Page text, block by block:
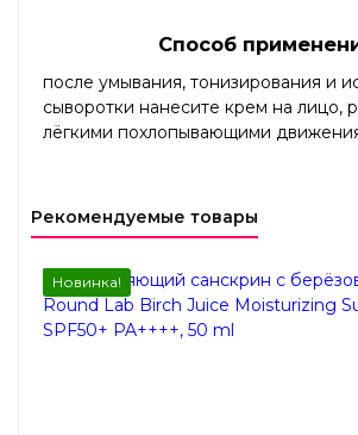
Способ
после умывания, тонизирования и
сыворотки нанесите крем на лицо,
лёгкими похлопывающими
Рекомендуемые товары
Новинка!